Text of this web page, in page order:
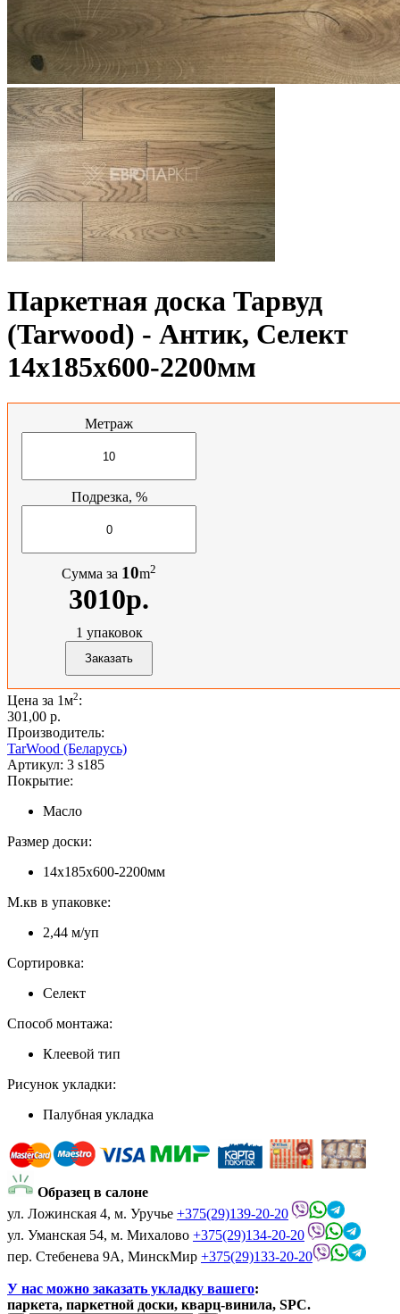
Паркетная доска Тарвуд
(Tarwood) - Антик, Селект
14х185х600-2200мм
Метраж
Подрезка, %
Сумма за 10m2
3010р.
1 упаковок
Цена за 1м2:
301,00 p.
Производитель:
TarWood (Беларусь)
Артикул: 3 s185
Покрытие:
Масло
Размер доски:
14х185х600-2200мм
М.кв в упаковке:
2,44 м/уп
Сортировка:
Селект
Способ монтажа:
Клеевой тип
Рисунок укладки:
Палубная укладка
Образец в салоне
ул. Ложинская 4, м. Уручье +375(29)139-20-20
ул. Уманская 54, м. Михалово +375(29)134-20-20
пер. Стебенева 9А, МинскМир +375(29)133-20-20
У нас можно заказать укладку вашего:
паркета, паркетной доски, кварц-винила, SPC.